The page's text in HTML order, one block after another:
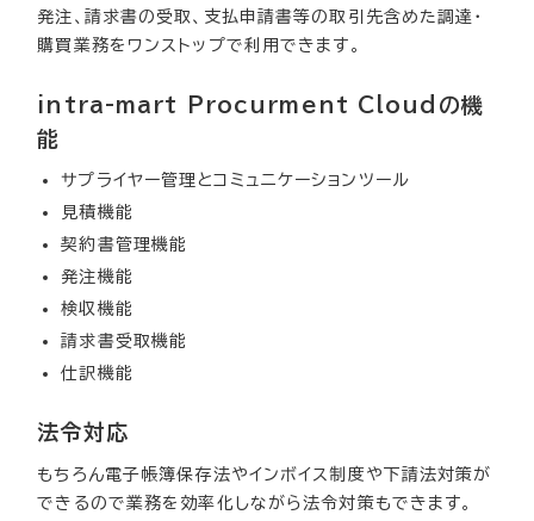
発注、請求書の受取、支払申請書等の取引先含めた調達・
購買業務をワンストップで利用できます。
intra-mart Procurment Cloudの機
能
サプライヤー管理とコミュニケーションツール
見積機能
契約書管理機能
発注機能
検収機能
請求書受取機能
仕訳機能
法令対応
もちろん電子帳簿保存法やインボイス制度や下請法対策が
できるので業務を効率化しながら法令対策もできます。